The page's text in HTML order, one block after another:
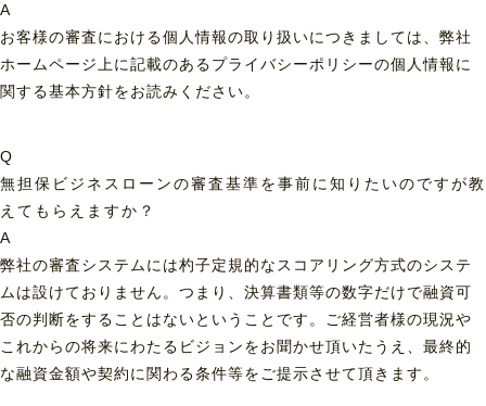
A
お客様の審査における個人情報の取り扱いにつきましては、弊社
ホームページ上に記載のあるプライバシーポリシーの個人情報に
関する基本方針をお読みください。
Q
無担保ビジネスローンの審査基準を事前に知りたいのですが教
えてもらえますか？
A
弊社の審査システムには杓子定規的なスコアリング方式のシステ
ムは設けておりません。つまり、決算書類等の数字だけで融資可
否の判断をすることはないということです。ご経営者様の現況や
これからの将来にわたるビジョンをお聞かせ頂いたうえ、最終的
な融資金額や契約に関わる条件等をご提示させて頂きます。